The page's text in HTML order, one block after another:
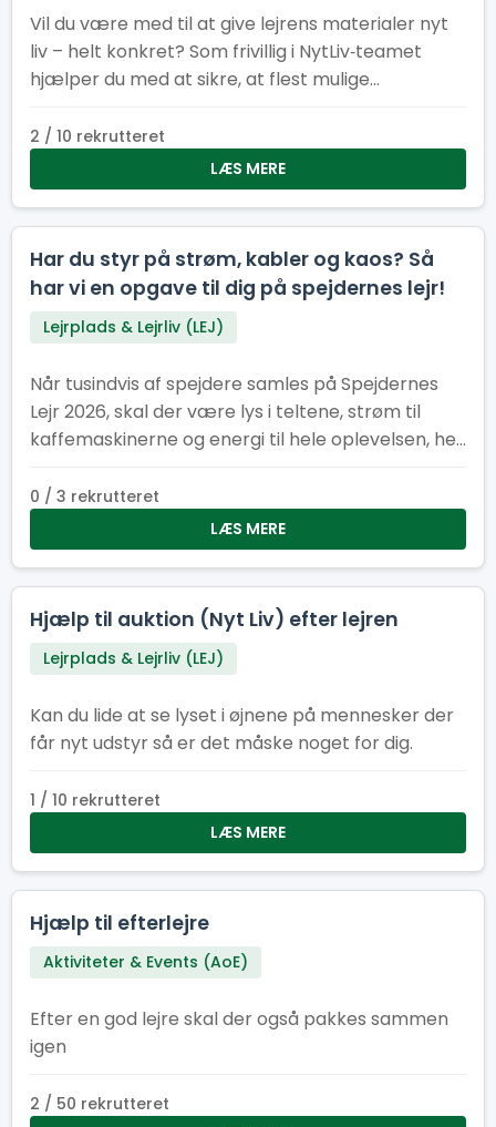
Vil du være med til at give lejrens materialer nyt
liv – helt konkret? Som frivillig i NytLiv‑teamet
hjælper du med at sikre, at flest mulige
genbrugt i stedet for kasseret.
2 / 10 rekrutteret
LÆS MERE
Har du styr på strøm, kabler og kaos? Så
har vi en opgave til dig på spejdernes lejr!
Lejrplads & Lejrliv (LEJ)
Når tusindvis af spejdere samles på Spejdernes
Lejr 2026, skal der være lys i teltene, strøm til
kaffemaskinerne og energi til hele oplevelsen, her
0 / 3 rekrutteret
LÆS MERE
Hjælp til auktion (Nyt Liv) efter lejren
Lejrplads & Lejrliv (LEJ)
Kan du lide at se lyset i øjnene på mennesker der
får nyt udstyr så er det måske noget for dig.
1 / 10 rekrutteret
LÆS MERE
Hjælp til efterlejre
Aktiviteter & Events (AoE)
Efter en god lejre skal der også pakkes sammen
igen
2 / 50 rekrutteret